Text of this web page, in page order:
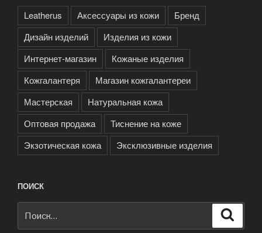
Leatherus Аксессуары из кожи
Бренд
Дизайн изделий
Изделия из кожи
Интернет-магазин
Кожаные изделия
Кожгалантеря
Магазин кожгалантереи
Мастерская
Натуральная кожа
Оптовая продажа
Тиснение на коже
Экзотическая кожа
Эксклюзивные изделия
ПОИСК